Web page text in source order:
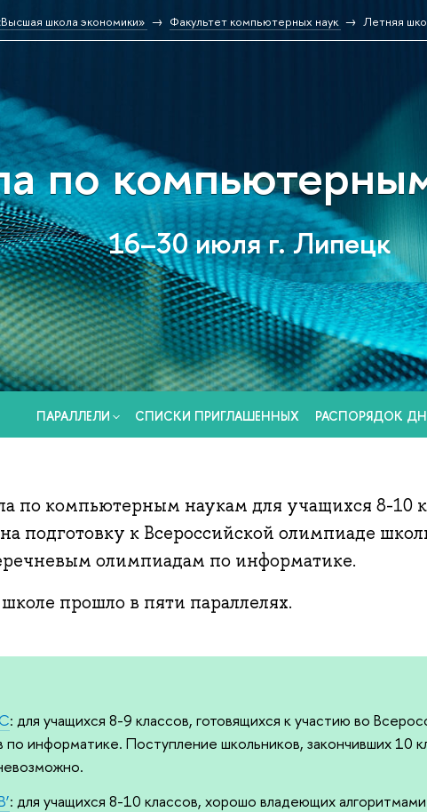
школа экономики» Факультет компьютерных наук Летняя
по
16–30 июля г. Липецк
ПАРАЛЛЕЛИ СПИСКИ ПРИГЛАШЕННЫХ РАСПОРЯДОК
по компьютерным наукам для учащихся 8-10
подготовку к Всероссийской олимпиаде
олимпиадам по информатике.
прошло в пяти параллелях.
: для учащихся 8-9 классов, готовящихся к участию во
по информатике. Поступление школьников, закончивших 10
: для учащихся 8-10 классов, хорошо владеющих